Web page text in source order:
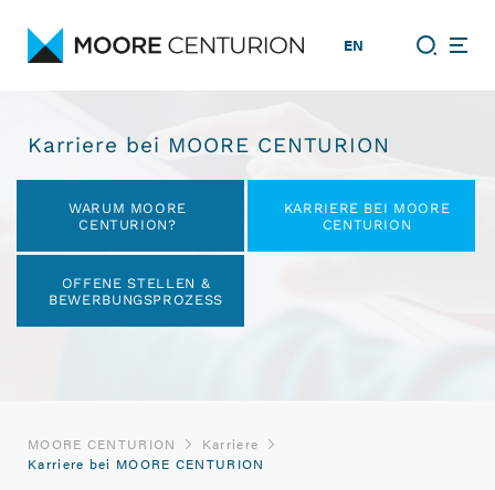
EN
Karriere bei MOORE CENTURION
überspringenWARUM MOORE
CENTURION?
KARRIERE BEI MOORE
CENTURION
OFFENE STELLEN &
BEWERBUNGS­PROZESS
MOORE CENTURION
Karriere
Karriere bei MOORE CENTURION